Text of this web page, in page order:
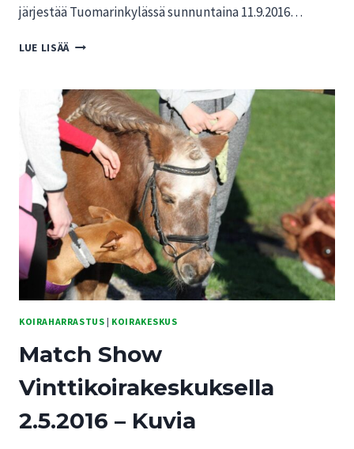
järjestää Tuomarinkylässä sunnuntaina 11.9.2016…
LUE LISÄÄ LEHDISTÖTIEDOTE
TEMPAISEVAT
TUOMARINKYLÄN
PUOLESTA
KOIRAHARRASTUS | KOIRAKESKUS
Match Show
Vinttikoirakeskuksella
2.5.2016 – Kuvia